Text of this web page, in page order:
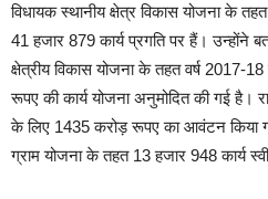
विधायक स्थानीय क्षेत्र विकास योजना के
41 हजार 879 कार्य प्रगति पर हैं। उन्होंने
क्षेत्रीय विकास योजना के तहत वर्ष 2017-
रूपए की कार्य योजना अनुमोदित की गई है।
के लिए 1435 करोड़ रूपए का आवंटन किया
ग्राम योजना के तहत 13 हजार 948 कार्य